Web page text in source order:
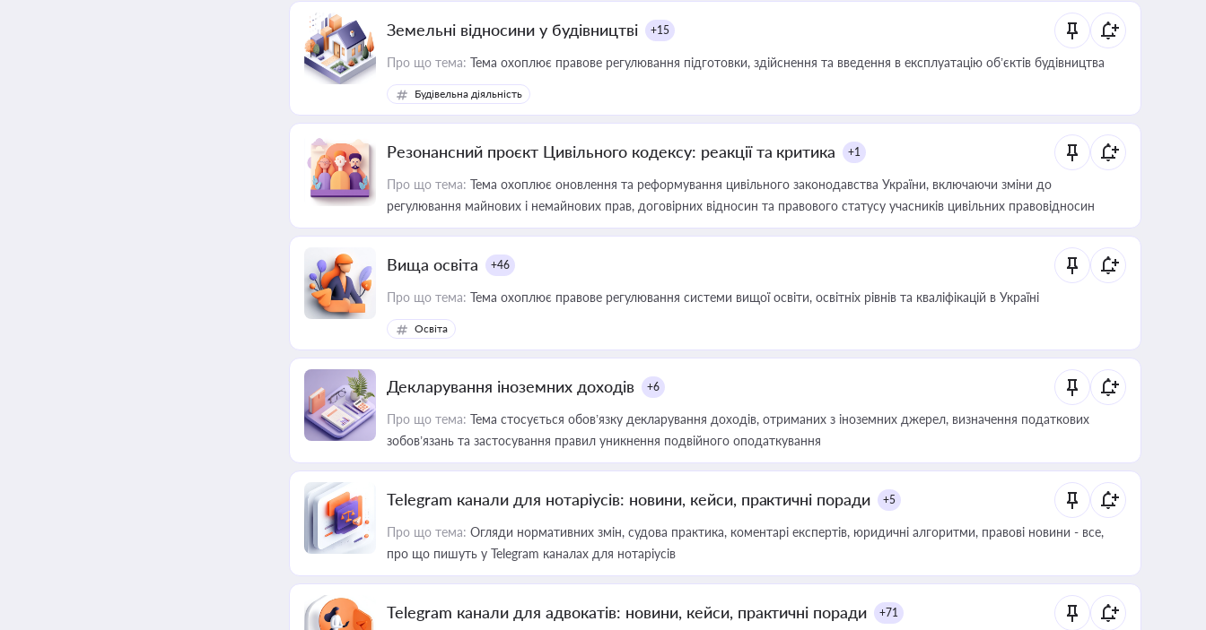
Земельні відносини у будівництві +15
Про що тема: Тема охоплює правове регулювання підготовки, здійснення та введення в експлуатацію об’єктів будівництва
Будівельна діяльність
Резонансний проєкт Цивільного кодексу: реакції та критика +1
Про що тема: Тема охоплює оновлення та реформування цивільного законодавства України, включаючи зміни до
регулювання майнових і немайнових прав, договірних відносин та правового статусу учасників цивільних правовідносин
Вища освіта +46
Про що тема: Тема охоплює правове регулювання системи вищої освіти, освітніх рівнів та кваліфікацій в Україні
Освіта
Декларування іноземних доходів +6
Про що тема: Тема стосується обов’язку декларування доходів, отриманих з іноземних джерел, визначення податкових
зобов’язань та застосування правил уникнення подвійного оподаткування
Telegram канали для нотаріусів: новини, кейси, практичні поради +5
Про що тема: Огляди нормативних змін, судова практика, коментарі експертів, юридичні алгоритми, правові новини - все,
про що пишуть у Telegram каналах для нотаріусів
Telegram канали для адвокатів: новини, кейси, практичні поради +71